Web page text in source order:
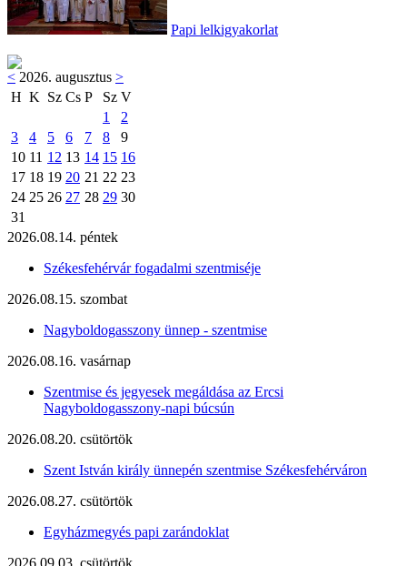
Papi lelkigyakorlat
< 2026. augusztus >
H K Sz Cs P Sz V
1
2
3
4 5 6 7 8
9
10 11 12 13 14 15 16
17 18 19 20 21 22 23
24 25 26 27 28 29 30
31
2026.08.14. péntek
Székesfehérvár fogadalmi szentmiséje
2026.08.15. szombat
Nagyboldogasszony ünnep - szentmise
2026.08.16. vasárnap
Szentmise és jegyesek megáldása az Ercsi
Nagyboldogasszony-napi búcsún
2026.08.20. csütörtök
Szent István király ünnepén szentmise Székesfehérváron
2026.08.27. csütörtök
Egyházmegyés papi zarándoklat
2026.09.03. csütörtök